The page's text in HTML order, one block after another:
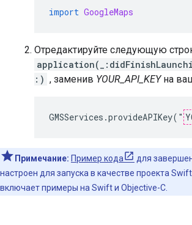
import GoogleMaps
Отредактируйте следующую
:) , заменив YOUR_API_KEYна
GMSServices.provideAPIKey("
Примечание: Пример кода
для
настроен для запуска в качестве проекта
включает примеры на Swift и Objective-C.